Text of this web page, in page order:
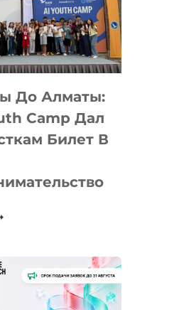
До Алматы:
Camp Дал
Билет В